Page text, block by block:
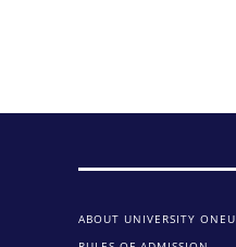
ABOUT UNIVERSITY ONEU